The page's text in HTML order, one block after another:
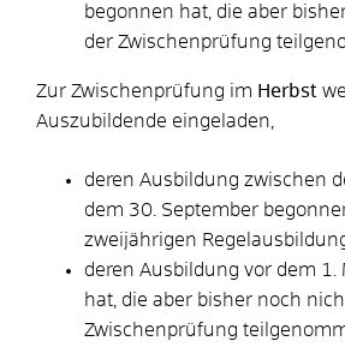
begonnen hat, die aber
der Zwischenprüfung
Zur Zwischenprüfung im Herbst
Auszubildende eingeladen,
deren Ausbildung zwischen
dem 30. September
zweijährigen
deren Ausbildung vor dem 1.
hat, die aber bisher noch
Zwischenprüfung